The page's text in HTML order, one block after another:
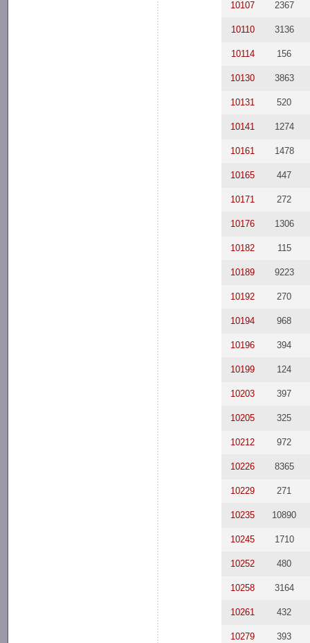
10107 2367
10110 3136
10114 156
10130 3863
10131 520
10141 1274
10161 1478
10165 447
10171 272
10176 1306
10182 115
10189 9223
10192 270
10194 968
10196 394
10199 124
10203 397
10205 325
10212 972
10226 8365
10229 271
10235 10890
10245 1710
10252 480
10258 3164
10261 432
10279 393